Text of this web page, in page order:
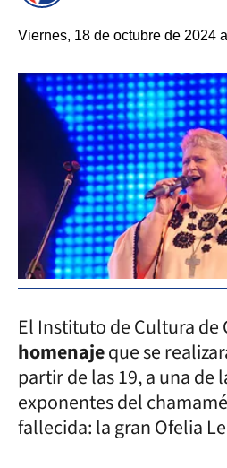
Viernes, 18 de octubre de 2024
El Instituto de Cultura
homenajeque se
partir de las 19, a una de
exponentes del
fallecida: la gran Ofelia